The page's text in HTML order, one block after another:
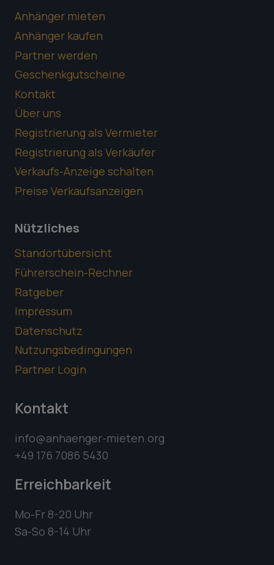
Anhänger mieten
Anhänger kaufen
Partner werden
Geschenkgutscheine
Kontakt
Über uns
Registrierung als Vermieter
Registrierung als Verkäufer
Verkaufs-Anzeige schalten
Preise Verkaufsanzeigen
Nützliches
Standortübersicht
Führerschein-Rechner
Ratgeber
Impressum
Datenschutz
Nutzungsbedingungen
Partner Login
Kontakt
info@anhaenger-mieten.org
+49 176 7086 5430
Erreichbarkeit
Mo-Fr 8-20 Uhr
Sa-So 8-14 Uhr